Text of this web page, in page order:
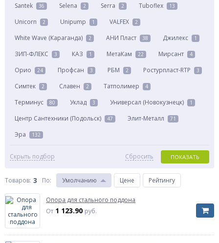
Santek 36 Selena 2 Serra 2 Tuboflex 13
Unicorn 2 Unipump 1 VALFEX 2
White Wave (Караганда) 2 АНИ Пласт 38 Джилекс 1
ЗИП-ФЛЕКС 3 КАЗ 1 МетаКам 22 Мирсант 4
Орио 24 Профсан 3 РБМ 2 Ростурпласт-RTP 3
Симтек 2 Славен 2 Татполимер 4
Терминус 80 Уклад 3 Универсал (Новокузнецк) 1
Центр Сантехники (Подольск) 47 Элит-Металл 71
Эра 132
Скрыть подбор ПОКАЗАТЬ
Сбросить
Товаров: 3 По: Умолчанию Цене Рейтингу
Опора для стального поддона
От 1 123.90 руб.